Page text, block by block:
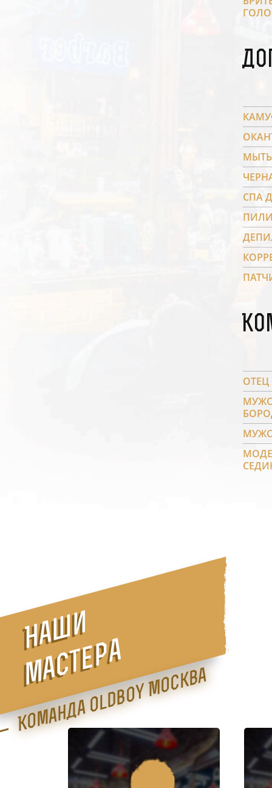
СПА
ОТЕЦ
Наши
мастера
Команда Oldboy Москва